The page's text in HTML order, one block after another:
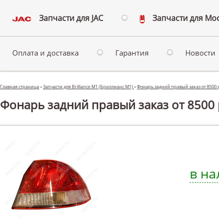
Запчасти для JAC Запчасти для
Оплата и доставка Гарантия Новости
Главная страница»Запчасти для Brilliance M1 (Бриллианс М1)»Фонарь задний правый заказ от 8500
Фонарь задний правый заказ от
в